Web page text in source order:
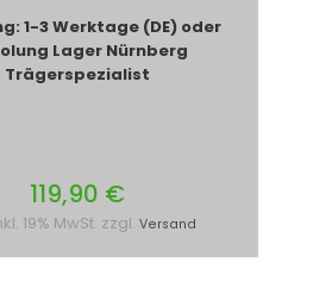
1-3 Werktage (DE) oder
Lager Nürnberg
Trägerspezialist
119,90 €
19% MwSt. zzgl. Versand